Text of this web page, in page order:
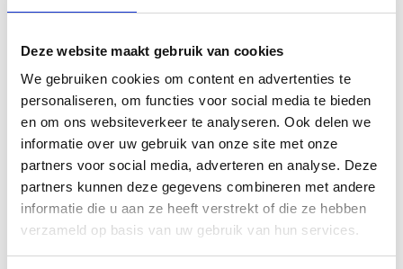
Deze website maakt gebruik van cookies
We gebruiken cookies om content en advertenties te
personaliseren, om functies voor social media te bieden
en om ons websiteverkeer te analyseren. Ook delen we
informatie over uw gebruik van onze site met onze
partners voor social media, adverteren en analyse. Deze
partners kunnen deze gegevens combineren met andere
informatie die u aan ze heeft verstrekt of die ze hebben
verzameld op basis van uw gebruik van hun services.
Nominale kracht
Max. vermogen
2,5 kW (3,4 pk)/400 tpm
Max. koppel
136,0 N・m (13,9 kgf・m)/50 tpm
Type accu
Dubbele Lithium-ion